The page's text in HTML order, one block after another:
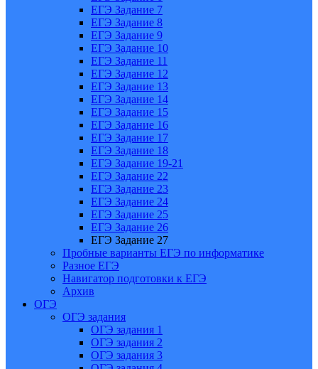
ЕГЭ Задание 7
ЕГЭ Задание 8
ЕГЭ Задание 9
ЕГЭ Задание 10
ЕГЭ Задание 11
ЕГЭ Задание 12
ЕГЭ Задание 13
ЕГЭ Задание 14
ЕГЭ Задание 15
ЕГЭ Задание 16
ЕГЭ Задание 17
ЕГЭ Задание 18
ЕГЭ Задание 19-21
ЕГЭ Задание 22
ЕГЭ Задание 23
ЕГЭ Задание 24
ЕГЭ Задание 25
ЕГЭ Задание 26
ЕГЭ Задание 27
Пробные варианты ЕГЭ по информатике
Разное ЕГЭ
Навигатор подготовки к ЕГЭ
Архив
ОГЭ
ОГЭ задания
ОГЭ задания 1
ОГЭ задания 2
ОГЭ задания 3